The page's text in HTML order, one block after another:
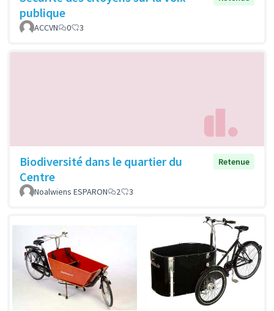
publique
ACCVN 0 3
Biodiversité dans le quartier du
Centre
Retenue
Noalwiens ESPARON 2 3